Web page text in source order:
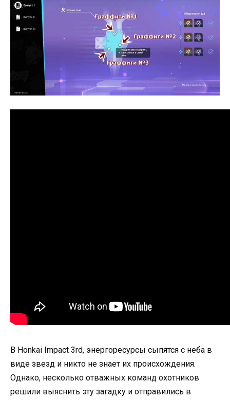
В Honkai Impact 3rd, энергоресурсы сыпятся с неба в
виде звезд и никто не знает их происхождения.
Однако, несколько отважных команд охотников
решили выяснить эту загадку и отправились в